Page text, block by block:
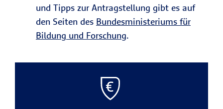
und Tipps zur Antragstellung gibt es auf
den Seiten des Bundesministeriums für
Bildung und Forschung.